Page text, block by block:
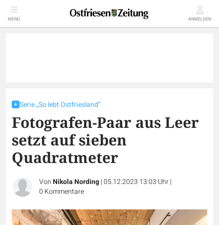
MENÜ ANMELDEN
Serie „So lebt Ostfriesland“
Fotografen-Paar aus Leer
setzt auf sieben
Quadratmeter
VonNikola Nording|05.12.2023 13:03 Uhr|
0 Kommentare